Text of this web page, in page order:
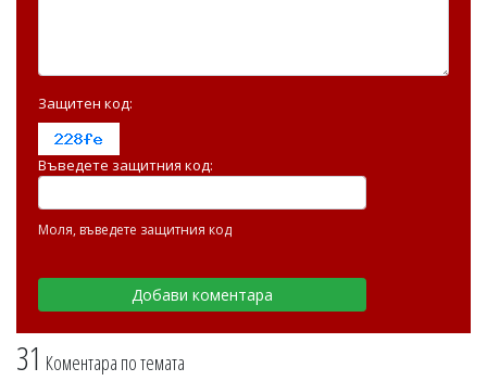
31 Коментара по темата
Защитен код:
Въведете защитния код:
Моля, въведете защитния код